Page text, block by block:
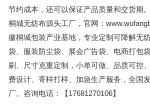
节约成本，还可以保证产品质量和交货期。
桐城无纺布源头工厂，官网：
徽桐城包装产业基地，专业定制可降解无
袋、服装防尘袋、展会广告袋、电商打包
刷、尺寸克重定制，小单可做、品质可控
费设计、寄样打样、加急生产服务，全国
厂。咨询电话：【17681270106】